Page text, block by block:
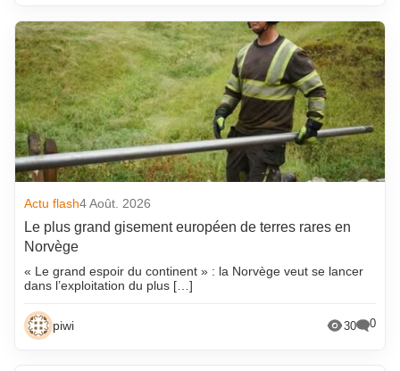
Actu flash4 Août. 2026
Le plus grand gisement européen de terres rares en
Norvège
« Le grand espoir du continent » : la Norvège veut se lancer
dans l’exploitation du plus […]
piwi 30 0